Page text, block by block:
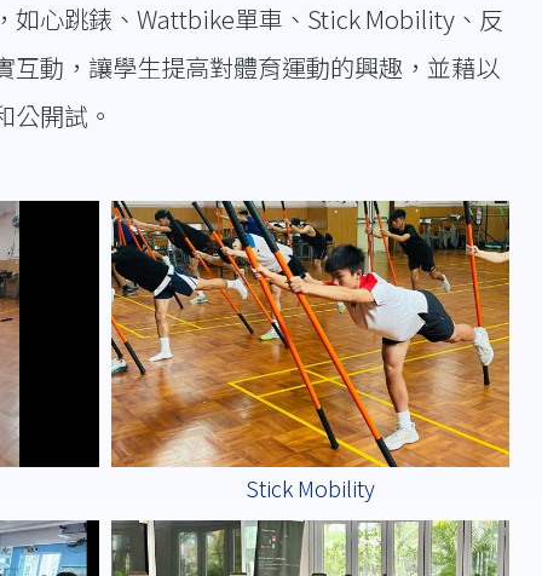
如心跳錶、Wattbike單車、Stick Mobility、反
動，讓學生提高對體育運動的興趣，並藉以
公開試。
Stick Mobility